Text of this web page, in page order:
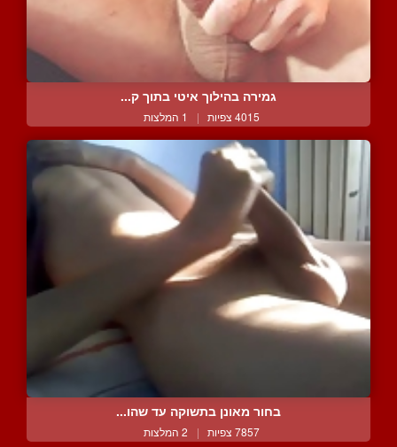
גמירה בהילוך איטי בתוך ק...
4015 צפיות | 1 המלצות
בחור מאונן בתשוקה עד שהו...
7857 צפיות | 2 המלצות